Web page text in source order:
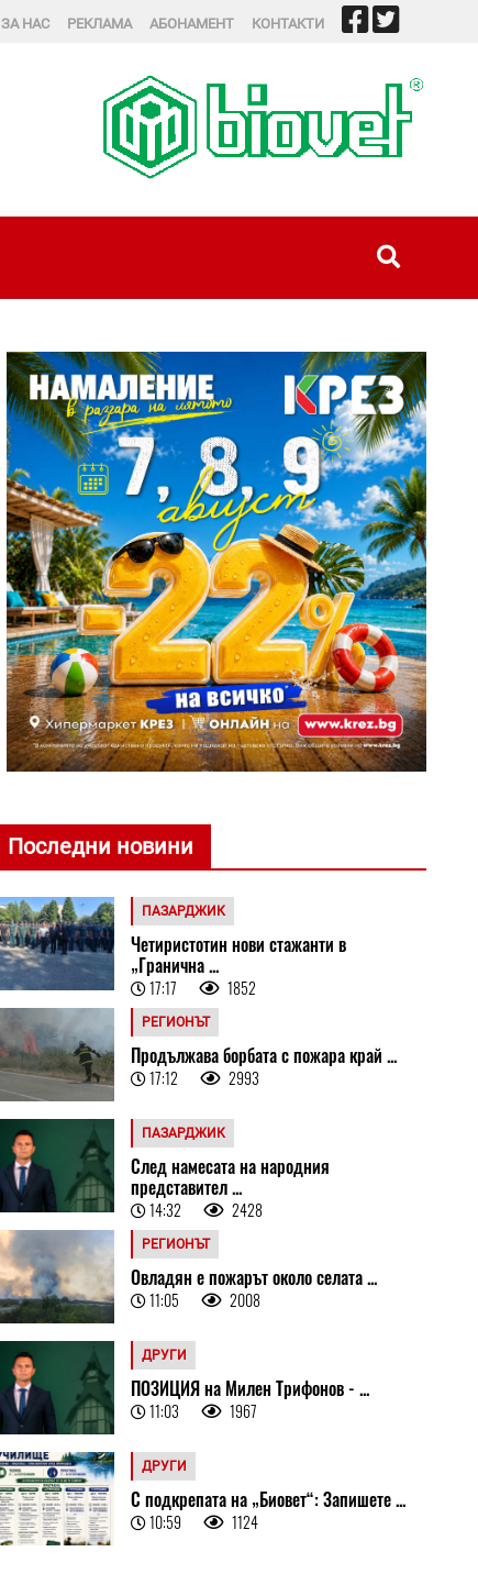
ЗА НАС РЕКЛАМА АБОНАМЕНТ КОНТАКТИ
Последни новини
ПАЗАРДЖИК
Четиристотин нови стажанти в
„Гранична ...
17:17 1852
РЕГИОНЪТ
Продължава борбата с пожара край ...
17:12 2993
ПАЗАРДЖИК
След намесата на народния
представител ...
14:32 2428
РЕГИОНЪТ
Овладян е пожарът около селата ...
11:05 2008
ДРУГИ
ПОЗИЦИЯ на Милен Трифонов - ...
11:03 1967
ДРУГИ
С подкрепата на „Биовет“: Запишете ...
10:59 1124